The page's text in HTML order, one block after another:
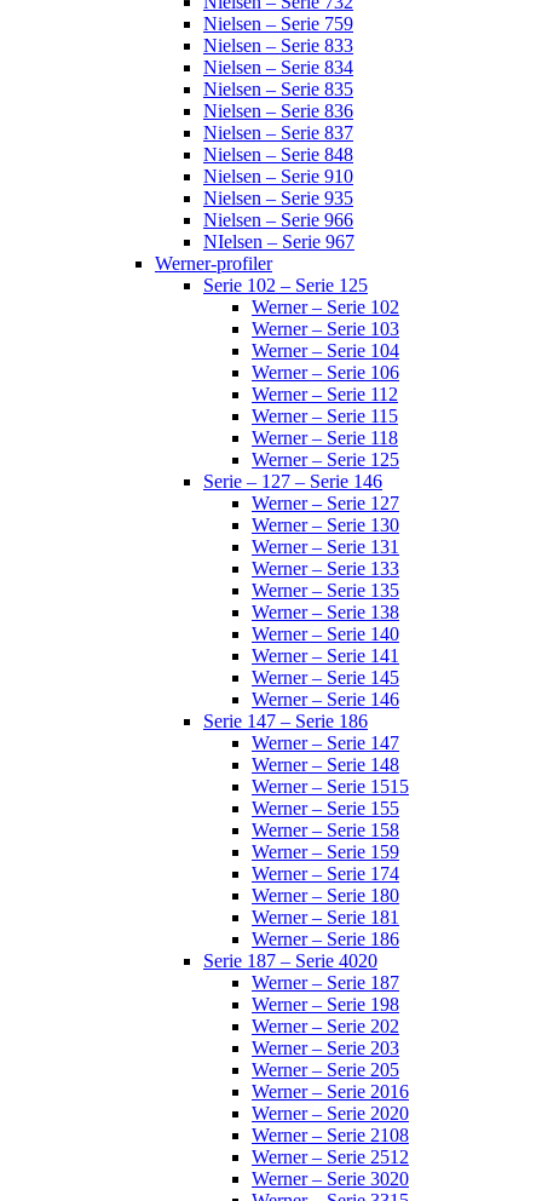
Nielsen – Serie 759
Nielsen – Serie 833
Nielsen – Serie 834
Nielsen – Serie 835
Nielsen – Serie 836
Nielsen – Serie 837
Nielsen – Serie 848
Nielsen – Serie 910
Nielsen – Serie 935
Nielsen – Serie 966
NIelsen – Serie 967
Werner-profiler
Serie 102 – Serie 125
Werner – Serie 102
Werner – Serie 103
Werner – Serie 104
Werner – Serie 106
Werner – Serie 112
Werner – Serie 115
Werner – Serie 118
Werner – Serie 125
Serie – 127 – Serie 146
Werner – Serie 127
Werner – Serie 130
Werner – Serie 131
Werner – Serie 133
Werner – Serie 135
Werner – Serie 138
Werner – Serie 140
Werner – Serie 141
Werner – Serie 145
Werner – Serie 146
Serie 147 – Serie 186
Werner – Serie 147
Werner – Serie 148
Werner – Serie 1515
Werner – Serie 155
Werner – Serie 158
Werner – Serie 159
Werner – Serie 174
Werner – Serie 180
Werner – Serie 181
Werner – Serie 186
Serie 187 – Serie 4020
Werner – Serie 187
Werner – Serie 198
Werner – Serie 202
Werner – Serie 203
Werner – Serie 205
Werner – Serie 2016
Werner – Serie 2020
Werner – Serie 2108
Werner – Serie 2512
Werner – Serie 3020